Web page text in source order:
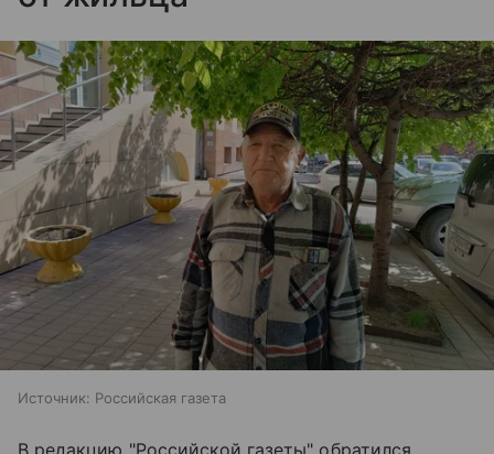
Источник: Российская газета